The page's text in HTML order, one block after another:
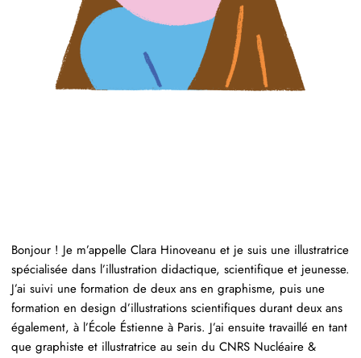
Bonjour ! Je m’appelle Clara Hinoveanu et je suis une illustratrice
spécialisée dans l’illustration didactique, scientifique et jeunesse.
J’ai suivi une formation de deux ans en graphisme, puis une
formation en design d’illustrations scientifiques durant deux ans
également, à l’École Éstienne à Paris. J’ai ensuite travaillé en tant
que graphiste et illustratrice au sein du CNRS Nucléaire &